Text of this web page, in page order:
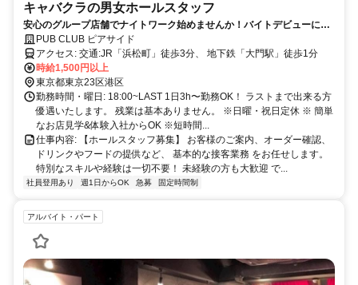
キャバクラの男女ホールスタッフ
安心のグループ店舗でナイトワーク始めませんか！バイトデビューにも
最適！普通のカフェやバーで働くのと一緒なのに高待遇★正社員登用も
あり
PUB CLUB ピアサイド
アクセス: 交通:JR「浜松町」徒歩3分、 地下鉄「大門駅」徒歩1分
時給1,500円以上
東京都東京23区港区
勤務時間・曜日: 18:00~LAST 1日3h〜勤務OK！ ラストまで出来る方
優遇いたします。 残業は基本ありません。 ※日曜・祝日定休 ※ 簡単
なお店見学&体験入社からOK ※短時間...
仕事内容: 【ホールスタッフ募集】 お客様のご案内、オーダー確認、
ドリンクやフードの提供など、 基本的な接客業務 をお任せします。
特別なスキルや経験は一切不要！ 未経験の方も大歓迎 で...
社員登用あり 週1日からOK 急募 固定時間制
アルバイト・パート